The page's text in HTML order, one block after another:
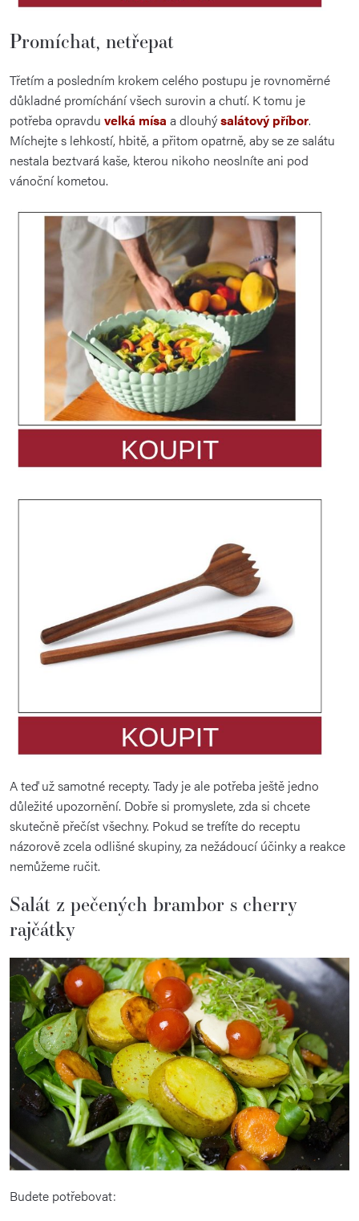
Promíchat, netřepat
Třetím a posledním krokem celého postupu je rovnoměrné
důkladné promíchání všech surovin a chutí. K tomu je
potřeba opravdu velká mísa a dlouhýsalátový příbor.
Míchejte s lehkostí, hbitě, a přitom opatrně, aby se ze salátu
nestala beztvará kaše, kterou nikoho neoslníte ani pod
vánoční kometou.
A teď už samotné recepty. Tady je ale potřeba ještě jedno
důležité upozornění. Dobře si promyslete, zda si chcete
skutečně přečíst všechny. Pokud se trefíte do receptu
názorově zcela odlišné skupiny, za nežádoucí účinky a reakce
nemůžeme ručit.
Salát z pečených brambor s cherry
rajčátky
Budete potřebovat: